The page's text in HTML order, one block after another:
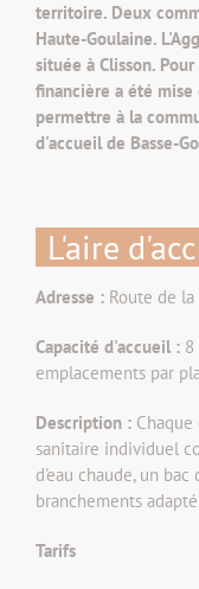
territoire. Deux
Haute-Goulaine.
située à Clisson.
financière a été
permettre à la
d'accueil de Basse-
L'aire
Adresse : Route de
Capacité d'accueil : 8
emplacements par
Description :
sanitaire individuel
d'eau chaude, un
branchements
Tarifs